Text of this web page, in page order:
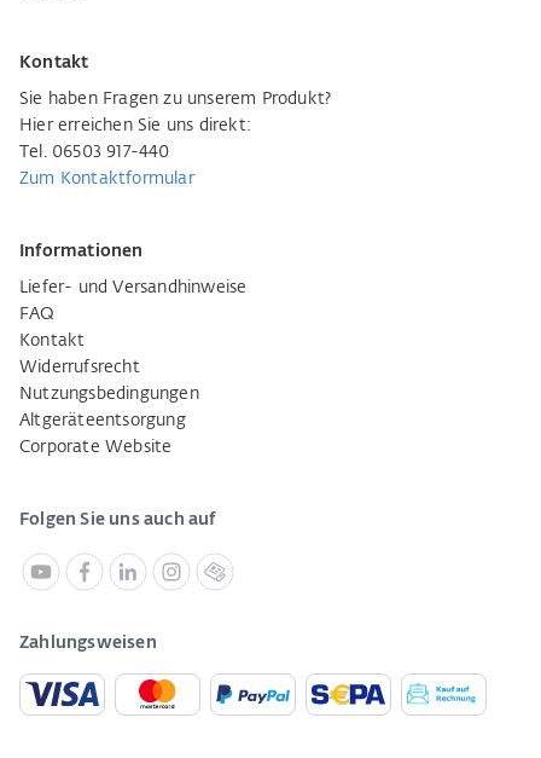
Kontakt
Sie haben Fragen zu unserem Produkt?
Hier erreichen Sie uns direkt:
Tel. 06503 917-440
Zum Kontaktformular
Informationen
Liefer- und Versandhinweise
FAQ
Kontakt
Widerrufsrecht
Nutzungsbedingungen
Altgeräteentsorgung
Corporate Website
Folgen Sie uns auch auf
Zahlungsweisen